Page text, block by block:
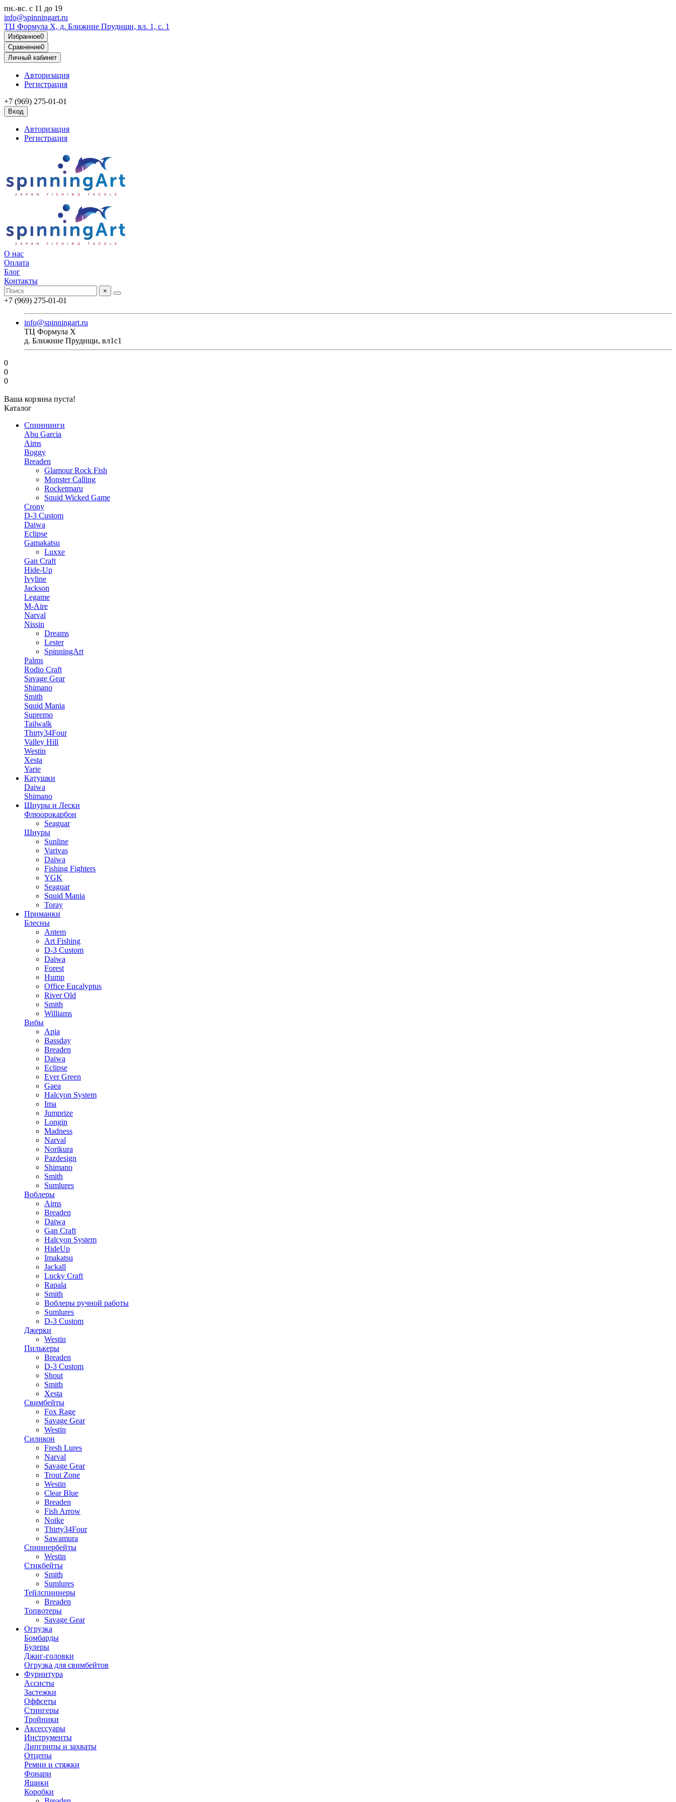
пн.-вс. с 11 до 19
info@spinningart.ru
ТЦ Формула X, д. Ближние Прудищи, вл. 1, с. 1
Избранное0
Сравнение0
Личный кабинет
Авторизация
Регистрация
+7 (969) 275-01-01
Вход
Авторизация
Регистрация
О нас
Оплата
Блог
Контакты
×
+7 (969) 275-01-01
info@spinningart.ru
ТЦ Формула X
д. Ближние Прудищи, вл1с1
0
0
0
Ваша корзина пуста!
Каталог
Спиннинги
Abu Garcia
Aims
Boggy
Breaden
Glamour Rock Fish
Monster Calling
Rocketmaru
Squid Wicked Game
Crony
D-3 Custom
Daiwa
Eclipse
Gamakatsu
Luxxe
Gan Craft
Hide-Up
Ivyline
Jackson
Legame
M-Aire
Narval
Nissin
Dreams
Lester
SpinningArt
Palms
Rodio Craft
Savage Gear
Shimano
Smith
Squid Mania
Supremo
Tailwalk
Thirty34Four
Valley Hill
Westin
Xesta
Yarie
Катушки
Daiwa
Shimano
Шнуры и Лески
Флюорокарбон
Seaguar
Шнуры
Sunline
Varivas
Daiwa
Fishing Fighters
YGK
Seaguar
Squid Mania
Toray
Приманки
Блесны
Antem
Art Fishing
D-3 Custom
Daiwa
Forest
Hump
Office Eucalyptus
River Old
Smith
Williams
Вибы
Apia
Bassday
Breaden
Daiwa
Eclipse
Ever Green
Gaea
Halcyon System
Ima
Jumprize
Longin
Madness
Narval
Norikura
Pazdesign
Shimano
Smith
Sumlures
Воблеры
Aims
Breaden
Daiwa
Gan Craft
Halcyon System
HideUp
Imakatsu
Jackall
Lucky Craft
Rapala
Smith
Воблеры ручной работы
Sumlures
D-3 Custom
Джерки
Westin
Пилькеры
Breaden
D-3 Custom
Shout
Smith
Xesta
Свимбейты
Fox Rage
Savage Gear
Westin
Силикон
Fresh Lures
Narval
Savage Gear
Trout Zone
Westin
Clear Blue
Breaden
Fish Arrow
Noike
Thirty34Four
Sawamura
Спиннербейты
Westin
Стикбейты
Smith
Sumlures
Тейлспиннеры
Breaden
Топвотеры
Savage Gear
Огрузка
Бомбарды
Булеры
Джиг-головки
Огрузка для свимбейтов
Фурнитура
Ассисты
Застежки
Оффсеты
Стингеры
Тройники
Аксессуары
Инструменты
Липгрипы и захваты
Отцепы
Ремни и стяжки
Фонари
Ящики
Коробки